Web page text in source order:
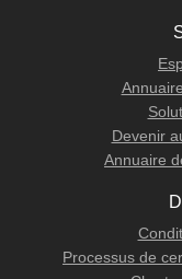
Devenir
Annuaire
Processus de